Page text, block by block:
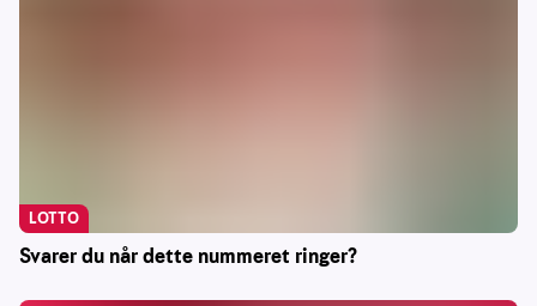
Svarer du når dette nummeret ringer?
LOTTO